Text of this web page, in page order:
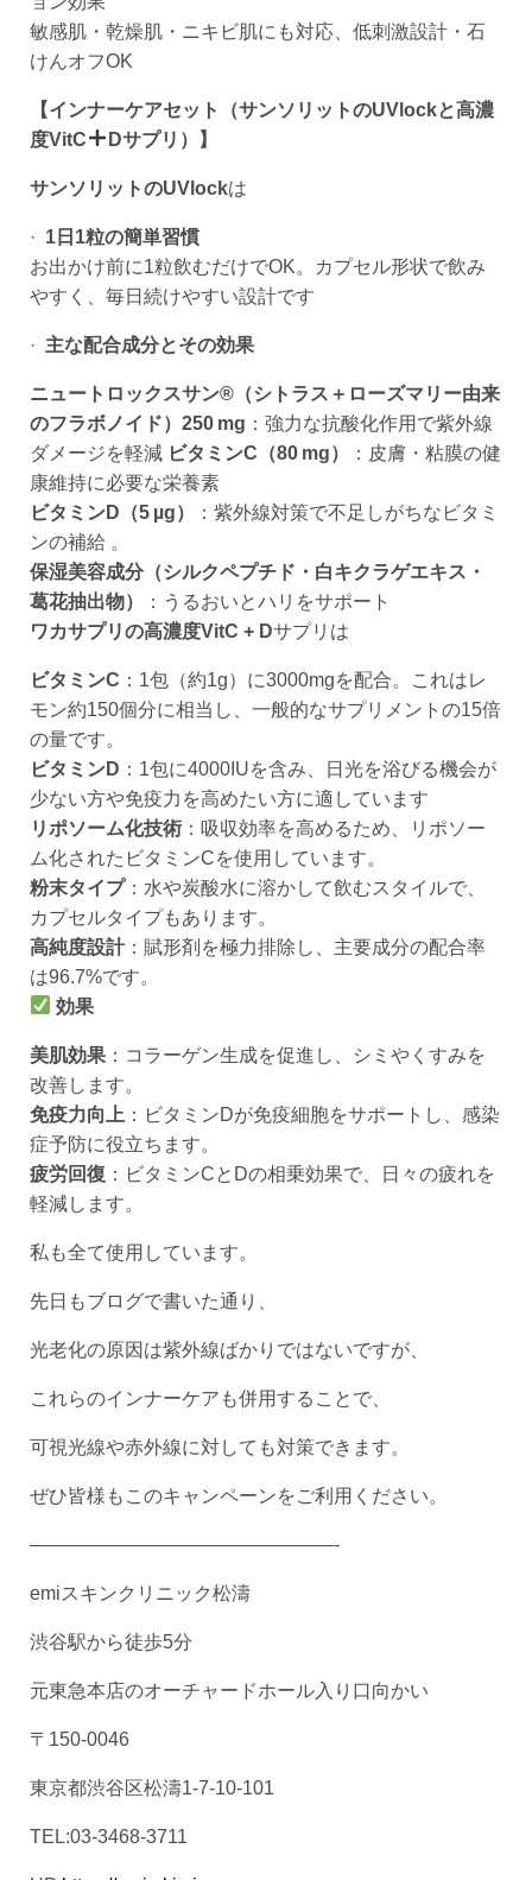
敏感肌・乾燥肌・ニキビ肌にも対応、低刺激設計・石
けんオフOK
【インナーケアセット（サンソリットのUVlockと高濃
度VitC
Dサプリ）】
サンソリットのUVlockは
· 1日1粒の簡単習慣
お出かけ前に1粒飲むだけでOK。カプセル形状で飲み
やすく、毎日続けやすい設計です
· 主な配合成分とその効果
ニュートロックスサン®（シトラス＋ローズマリー由来
のフラボノイド）250 mg ：強力な抗酸化作用で紫外線
ダメージを軽減 ビタミンC（80 mg）
：皮膚・粘膜の健
康維持に必要な栄養素
ビタミンD（5 µg）
：紫外線対策で不足しがちなビタミ
ンの補給 。
保湿美容成分（シルクペプチド・白キクラゲエキス・
葛花抽出物）
：うるおいとハリをサポート
ワカサプリの高濃度VitC + Dサプリは
ビタミンC ：1包（約1g）に3000mgを配合。これはレ
モン約150個分に相当し、一般的なサプリメントの15倍
の量です。
ビタミンD ：1包に4000IUを含み、日光を浴びる機会が
少ない方や免疫力を高めたい方に適しています
リポソーム化技術：吸収効率を高めるため、リポソー
ム化されたビタミンCを使用しています。
粉末タイプ：水や炭酸水に溶かして飲むスタイルで、
カプセルタイプもあります。
高純度設計：賦形剤を極力排除し、主要成分の配合率
は96.7%です。
効果
美肌効果：コラーゲン生成を促進し、シミやくすみを
改善します。
免疫力向上 ：ビタミンDが免疫細胞をサポートし、感染
症予防に役立ちます。
疲労回復 ：ビタミンCとDの相乗効果で、日々の疲れを
軽減します。
私も全て使用しています。
先日もブログで書いた通り、
光老化の原因は紫外線ばかりではないですが、
これらのインナーケアも併用することで、
可視光線や赤外線に対しても対策できます。
ぜひ皆様もこのキャンペーンをご利用ください。
————————————————-
emiスキンクリニック松濤
渋谷駅から徒歩5分
元東急本店のオーチャードホール入り口向かい
〒150-0046
東京都渋谷区松濤1-7-10-101
TEL:03-3468-3711